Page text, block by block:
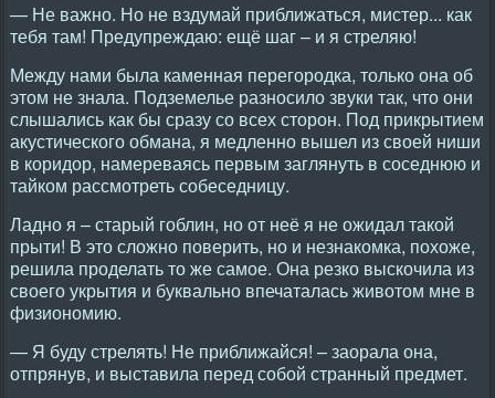
— Не важно. Но не вздумай приближаться, мистер... как
тебя там! Предупреждаю: ещё шаг – и я стреляю!
Между нами была каменная перегородка, только она об
этом не знала. Подземелье разносило звуки так, что они
слышались как бы сразу со всех сторон. Под прикрытием
акустического обмана, я медленно вышел из своей ниши
в коридор, намереваясь первым заглянуть в соседнюю и
тайком рассмотреть собеседницу.
Ладно я – старый гоблин, но от неё я не ожидал такой
прыти! В это сложно поверить, но и незнакомка, похоже,
решила проделать то же самое. Она резко выскочила из
своего укрытия и буквально впечаталась животом мне в
физиономию.
— Я буду стрелять! Не приближайся! – заорала она,
отпрянув, и выставила перед собой странный предмет.